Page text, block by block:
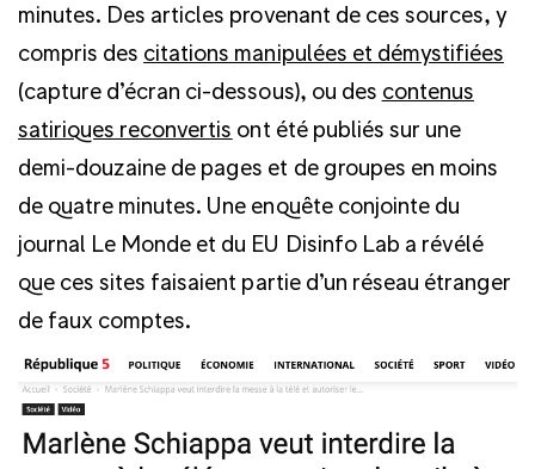
minutes. Des articles provenant de ces sources, y
compris des citations manipulées et démystifiées
(capture d’écran ci-dessous), ou des contenus
satiriques reconvertis ont été publiés sur une
demi-douzaine de pages et de groupes en moins
de quatre minutes. Une enquête conjointe du
journal Le Monde et du EU Disinfo Lab a révélé
que ces sites faisaient partie d’un réseau étranger
de faux comptes.